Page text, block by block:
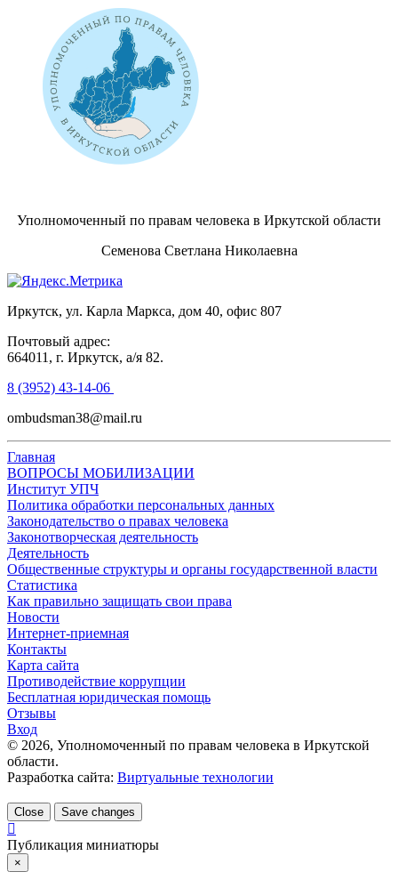
Уполномоченный по правам человека в Иркутской области
Семенова Светлана Николаевна
Иркутск, ул. Карла Маркса, дом 40, офис 807
Почтовый адрес:
664011, г. Иркутск, а/я 82.
8 (3952) 43-14-06
ombudsman38@mail.ru
Главная
ВОПРОСЫ МОБИЛИЗАЦИИ
Институт УПЧ
Политика обработки персональных данных
Законодательство о правах человека
Законотворческая деятельность
Деятельность
Общественные структуры и органы государственной власти
Статистика
Как правильно защищать свои права
Новости
Интернет-приемная
Контакты
Карта сайта
Противодействие коррупции
Бесплатная юридическая помощь
Отзывы
Вход
© 2026, Уполномоченный по правам человека в Иркутской
области.
Разработка сайта: Виртуальные технологии
Close Save changes
Публикация миниатюры
×